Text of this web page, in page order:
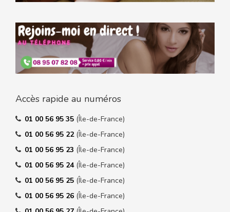
Accès rapide au numéros
01 00 56 95 35 (Île-de-France)
01 00 56 95 22 (Île-de-France)
01 00 56 95 23 (Île-de-France)
01 00 56 95 24 (Île-de-France)
01 00 56 95 25 (Île-de-France)
01 00 56 95 26 (Île-de-France)